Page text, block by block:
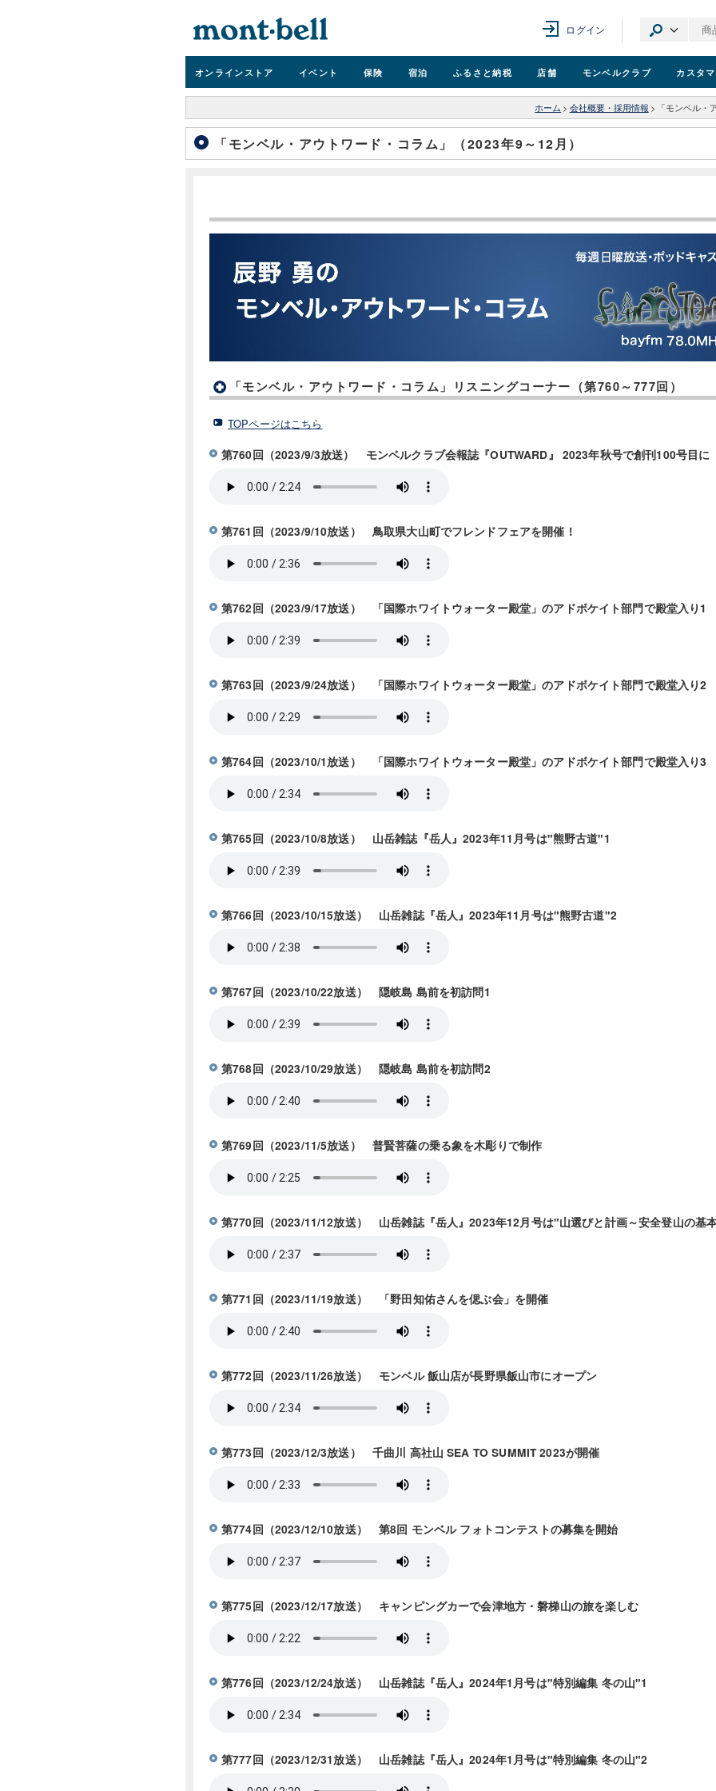
ログイン
オンラインストア イベント 保険 宿泊 ふるさと納税 店舗 モンベルクラブ カスタ
ホーム > 会社概要・採用情報 > 「モンベル
「モンベル・アウトワード・コラム」（2023年9～12月）
「モンベル・アウトワード・コラム」リスニングコーナー（第760～777回）
TOPページはこちら
第760回（2023/9/3放送） モンベルクラブ会報誌『OUTWARD』 2023年秋号で創刊100号目に
第761回（2023/9/10放送） 鳥取県大山町でフレンドフェアを開催！
第762回（2023/9/17放送） 「国際ホワイトウォーター殿堂」のアドボケイト部門で殿堂入り1
第763回（2023/9/24放送） 「国際ホワイトウォーター殿堂」のアドボケイト部門で殿堂入り2
第764回（2023/10/1放送） 「国際ホワイトウォーター殿堂」のアドボケイト部門で殿堂入り3
第765回（2023/10/8放送） 山岳雑誌『岳人』2023年11月号は"熊野古道"1
第766回（2023/10/15放送） 山岳雑誌『岳人』2023年11月号は"熊野古道"2
第767回（2023/10/22放送） 隠岐島 島前を初訪問1
第768回（2023/10/29放送） 隠岐島 島前を初訪問2
第769回（2023/11/5放送） 普賢菩薩の乗る象を木彫りで制作
第770回（2023/11/12放送） 山岳雑誌『岳人』2023年12月号は"山選びと計画～安全登山の基
第771回（2023/11/19放送） 「野田知佑さんを偲ぶ会」を開催
第772回（2023/11/26放送） モンベル 飯山店が長野県飯山市にオープン
第773回（2023/12/3放送） 千曲川 高社山 SEA TO SUMMIT 2023が開催
第774回（2023/12/10放送） 第8回 モンベル フォトコンテストの募集を開始
第775回（2023/12/17放送） キャンピングカーで会津地方・磐梯山の旅を楽しむ
第776回（2023/12/24放送） 山岳雑誌『岳人』2024年1月号は"特別編集 冬の山"1
第777回（2023/12/31放送） 山岳雑誌『岳人』2024年1月号は"特別編集 冬の山"2